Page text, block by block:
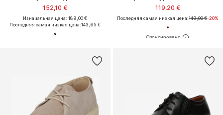
152,10 €
Изначальная цена: 189,00 €
Последняя самая низкая цена:143,65 €
119,20 €
Последняя самая низкая цена:149,00 €-20%